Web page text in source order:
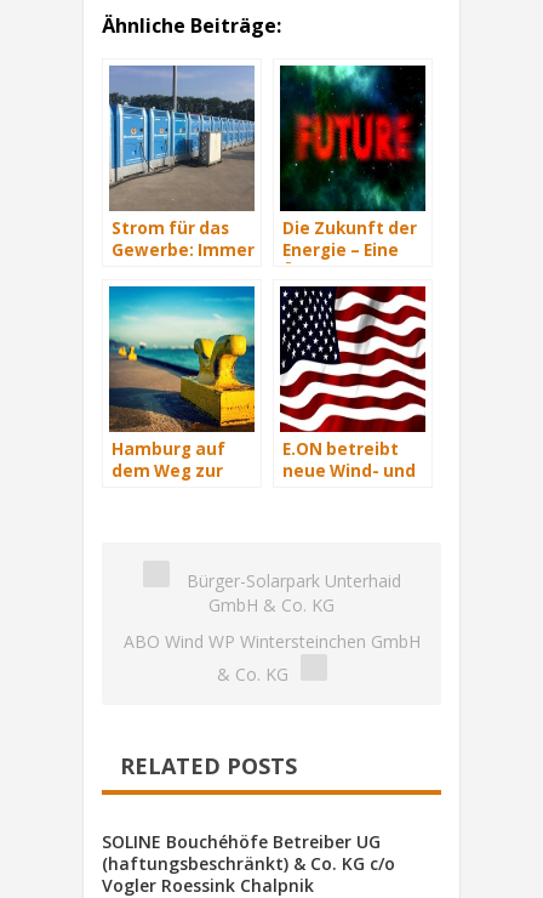
Ähnliche Beiträge:
Strom für das
Gewerbe: Immer
versorgt
Die Zukunft der
Energie – Eine
Hamburg auf
dem Weg zur
E.ON betreibt
neue Wind- und
Bürger-Solarpark Unterhaid
GmbH & Co. KG
ABO Wind WP Wintersteinchen GmbH
& Co. KG
RELATED POSTS
SOLINE Bouchéhöfe Betreiber UG
(haftungsbeschränkt) & Co. KG c/o
Vogler Roessink Chalpnik